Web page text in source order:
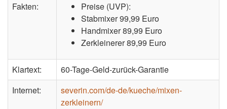
Fakten:
Preise (UVP):
Stabmixer 99,99 Euro
Handmixer 89,99 Euro
Zerkleinerer 89,99 Euro
Klartext:
60-Tage-Geld-zurück-Garantie
Internet:
severin.com/de-de/kueche/mixen-
zerkleinern/